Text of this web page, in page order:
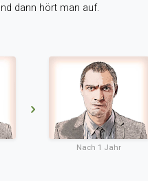
dann hört man auf.
Nach 1 Jahr